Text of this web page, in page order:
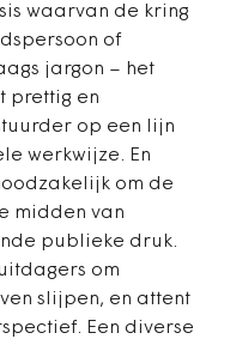
waarvan de kring
of
jargon – het
prettig en
op een lijn
werkwijze. En
om de
midden van
publieke druk.
om
slijpen, en attent
Een diverse